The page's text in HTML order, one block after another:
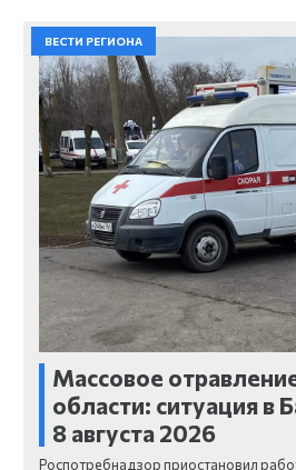
ВЕСТИ РЕГИОНА
Массовое
области: ситуация в
8 августа 2026
Роспотребнадзор приостановил